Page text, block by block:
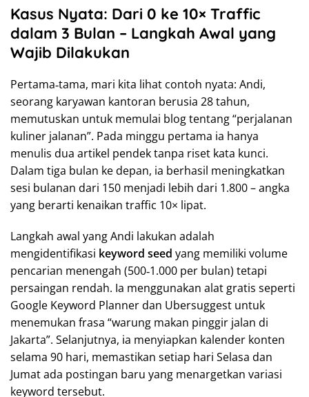
Kasus Nyata: Dari 0 ke 10× Traffic
dalam 3 Bulan – Langkah Awal yang
Wajib Dilakukan
Pertama‑tama, mari kita lihat contoh nyata: Andi,
seorang karyawan kantoran berusia 28 tahun,
memutuskan untuk memulai blog tentang “perjalanan
kuliner jalanan”. Pada minggu pertama ia hanya
menulis dua artikel pendek tanpa riset kata kunci.
Dalam tiga bulan ke depan, ia berhasil meningkatkan
sesi bulanan dari 150 menjadi lebih dari 1.800 – angka
yang berarti kenaikan traffic 10× lipat.
Langkah awal yang Andi lakukan adalah
mengidentifikasi keyword seed yang memiliki volume
pencarian menengah (500‑1.000 per bulan) tetapi
persaingan rendah. Ia menggunakan alat gratis seperti
Google Keyword Planner dan Ubersuggest untuk
menemukan frasa “warung makan pinggir jalan di
Jakarta”. Selanjutnya, ia menyiapkan kalender konten
selama 90 hari, memastikan setiap hari Selasa dan
Jumat ada postingan baru yang menargetkan variasi
keyword tersebut.